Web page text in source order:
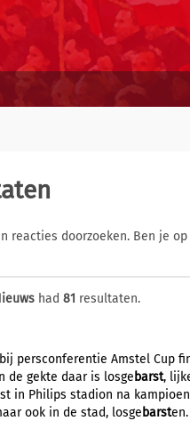
reacties doorzoeken. Ben je
had 81 resultaten.
persconferentie Amstel Cup
de gekte daar is losge barst,
in Philips stadion na
ook in de stad, losge barst